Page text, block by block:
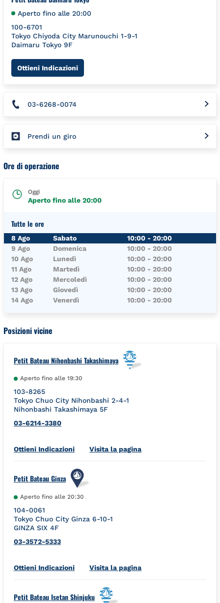
Aperto fino alle 20:00
100-6701
Tokyo Chiyoda City Marunouchi 1-9-1
Daimaru Tokyo 9F
Ottieni IndicazioniLink Opens in New Tab
03-6268-0074
Prendi un giro
Ore di operazione
Oggi
Aperto fino alle 20:00
Tutte le ore
Giorno della Settimana
8 Ago Sabato 10:00 - 20:00
9 Ago
Domenica 10:00 - 20:00
10 Ago
Lunedì 10:00 - 20:00
11 Ago
Martedì 10:00 - 20:00
12 Ago
Mercoledì 10:00 - 20:00
13 Ago
Giovedì 10:00 - 20:00
14 Ago
Venerdì 10:00 - 20:00
Posizioni vicine
Petit Bateau Nihonbashi Takashimaya
Aperto fino alle 19:30
103-8265
Tokyo Chuo City Nihonbashi 2-4-1
Nihonbashi Takashimaya 5F
03-6214-3380
Ottieni IndicazioniLink Opens in New Tab
Visita la pagina
Petit Bateau Ginza
Aperto fino alle 20:30
104-0061
Tokyo Chuo City Ginza 6-10-1
GINZA SIX 4F
03-3572-5333
Ottieni IndicazioniLink Opens in New Tab
Visita la pagina
Petit Bateau Isetan Shinjuku